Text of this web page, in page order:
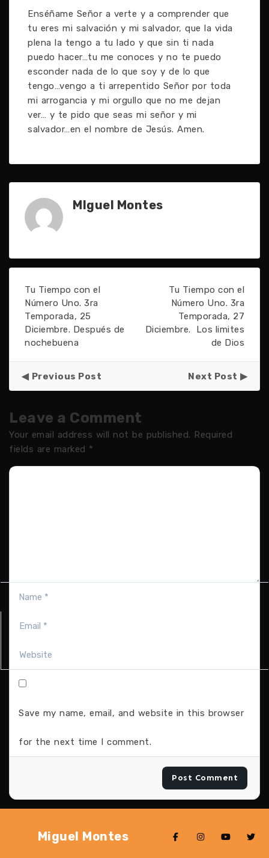
Enséñame Señor a verte y a comprender que
tu eres mi salvación y mi salvador, que la vida
plena la tengo a tu lado y que sin ti nada
puedo hacer…tu me conoces y no te puedo
esconder nada de lo que soy y de lo que
tengo…vengo a ti arrepentido Señor por toda
mi arrogancia y mi orgullo que no me dejan
ver… y te pido que seas mi señor y mi
salvador…en el nombre de Jesús. Amen.
MIguel Montes
Tu Tiempo con el
Número Uno. 3ra
Temporada, 25
Diciembre. Después de
nochebuena
Tu Tiempo con el
Número Uno. 3ra
Temporada, 27
Diciembre. Los limites
de Dios
Previous Post Next Post
Leave a Comment
Your email address will not be published. Required
fields are marked *
Save my name, email, and website in this browser
for the next time I comment.
Miguel Montes